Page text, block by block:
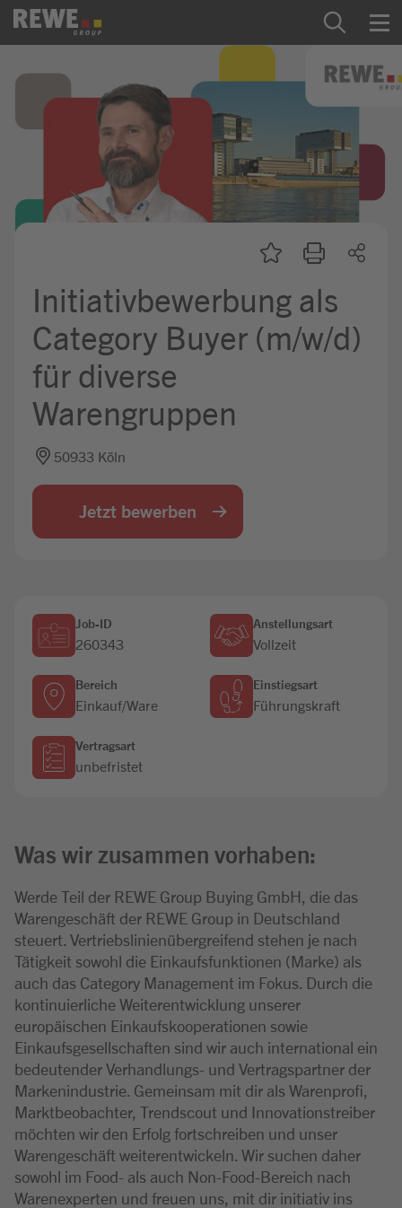
Zum Inhalt springen
Startseite
REWE Group als Arbeitgeber
Ausbildung & Studium
Praktikum & Werkstudium
Mein Kandidat:innenprofil
Jobbörse
Initiativbewerbung als
Category Buyer (m/w/d)
für diverse
Warengruppen
50933 Köln
Jetzt bewerben
Job-ID
260343
Anstellungsart
Vollzeit
Bereich
Einkauf/Ware
Einstiegsart
Führungskraft
Vertragsart
unbefristet
Was wir zusammen vorhaben:
Werde Teil der REWE Group Buying GmbH, die das
Warengeschäft der REWE Group in Deutschland
steuert. Vertriebslinienübergreifend stehen je nach
Tätigkeit sowohl die Einkaufsfunktionen (Marke) als
auch das Category Management im Fokus. Durch die
kontinuierliche Weiterentwicklung unserer
europäischen Einkaufskooperationen sowie
Einkaufsgesellschaften sind wir auch international ein
bedeutender Verhandlungs- und Vertragspartner der
Markenindustrie. Gemeinsam mit dir als Warenprofi,
Marktbeobachter, Trendscout und Innovationstreiber
möchten wir den Erfolg fortschreiben und unser
Warengeschäft weiterentwickeln. Wir suchen daher
sowohl im Food- als auch Non-Food-Bereich nach
Warenexperten und freuen uns, mit dir initiativ ins